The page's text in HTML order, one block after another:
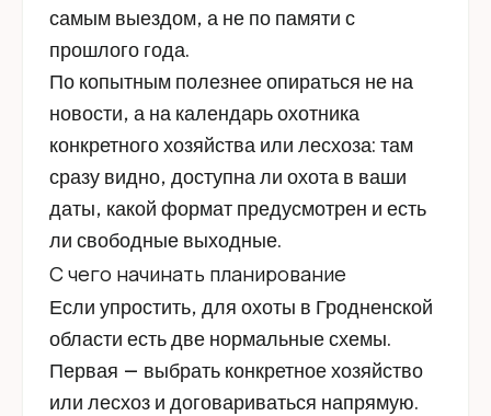
самым выездом, а не по памяти с
прошлого года.
По копытным полезнее опираться не на
новости, а на календарь охотника
конкретного хозяйства или лесхоза: там
сразу видно, доступна ли охота в ваши
даты, какой формат предусмотрен и есть
ли свободные выходные.
С чего начинать планирование
Если упростить, для охоты в Гродненской
области есть две нормальные схемы.
Первая — выбрать конкретное хозяйство
или лесхоз и договариваться напрямую.